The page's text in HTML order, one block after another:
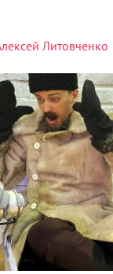
Литовченко